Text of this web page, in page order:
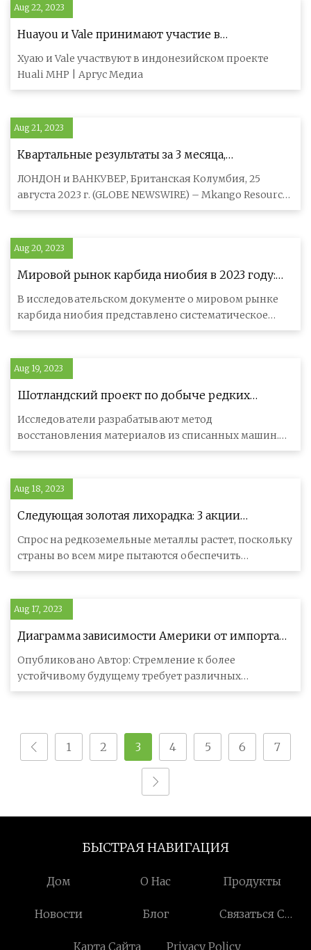
Aug 22, 2023
Huayou и Vale принимают участие в
индонезийском проекте Huali MHP
Хуаю и Vale участвуют в индонезийском проекте
Huali MHP | Аргус Медиа
Aug 21, 2023
Квартальные результаты за 3 месяца,
закончившиеся 30 июня 2023 г.
ЛОНДОН и ВАНКУВЕР, Британская Колумбия, 25
августа 2023 г. (GLOBE NEWSWIRE) – Mkango Resources
Ltd (AIM / TSX-V:MKA) («К
Aug 20, 2023
Мировой рынок карбида ниобия в 2023 году:
рост отрасли, конкурентный анализ, будущие
перспективы и прогноз до 2029 года
В исследовательском документе о мировом рынке
карбида ниобия представлено систематическое
исследование динамики рынка с
Aug 19, 2023
Шотландский проект по добыче редких
металлов из ветряных турбин
Исследователи разрабатывают метод
восстановления материалов из списанных машин.
Компания SEM в Абердиншире и исследовате
Aug 18, 2023
Следующая золотая лихорадка: 3 акции
редкоземельных металлов, которые стоит
купить сейчас
Спрос на редкоземельные металлы растет, поскольку
страны во всем мире пытаются обеспечить
надежные поставки никеля, коба
Aug 17, 2023
Диаграмма зависимости Америки от импорта
ключевых полезных ископаемых
Опубликовано Автор: Стремление к более
устойчивому будущему требует различных
ключевых полезных ископаемых для создания
1 2 3 4 5 6 7
БЫСТРАЯ НАВИГАЦИЯ
Дом О Нас Продукты
Новости Блог
Связаться С
Карта Сайта
Privacy Policy